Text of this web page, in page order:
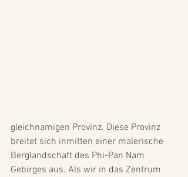
gleichnamigen Provinz. Diese Provinz
breitet sich inmitten einer malerische
Berglandschaft des Phi-Pan Nam
Gebirges aus. Als wir in das Zentrum